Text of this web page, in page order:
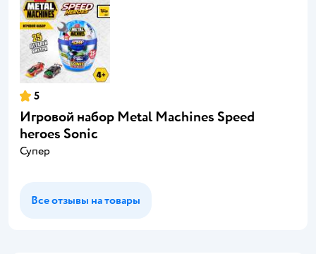
5
Игровой набор Metal Machines Speed
heroes Sonic
Супер
Все отзывы на товары